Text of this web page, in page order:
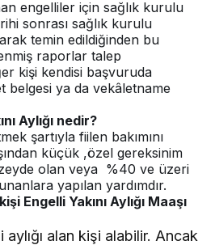
engelliler için sağlık kurulu
sonrası sağlık kurulu
temin edildiğinden bu
raporlar talep
kişi kendisi başvuruda
belgesi ya da vekâletname
Aylığı nedir?
şartıyla fiilen bakımını
küçük ,özel gereksinim
olan veya %40 ve üzeri
yapılan yardımdır.
Engelli Yakını Aylığı Maaşı
alan kişi alabilir. Ancak